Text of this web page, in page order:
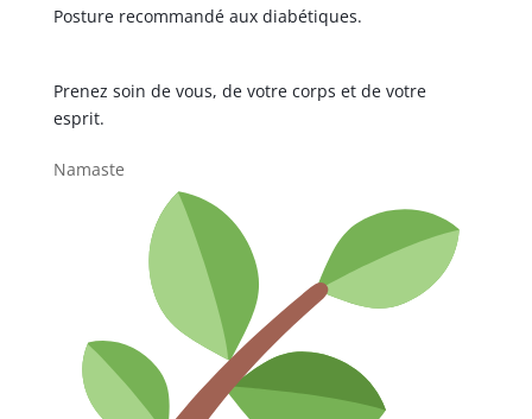
Posture recommandé aux diabétiques.
Prenez soin de vous, de votre corps et de votre
esprit.
Namaste